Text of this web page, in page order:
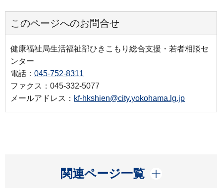
このページへのお問合せ
健康福祉局生活福祉部ひきこもり総合支援・若者相談セ
ンター
電話： 045-752-8311
ファクス：045-332-5077
メールアドレス： kf-hkshien@city.yokohama.lg.jp
関連ページ一覧
開く